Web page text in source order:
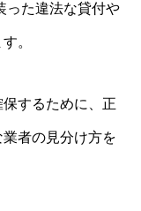
った違法な貸付や
。
するために、正
者の見分け方を